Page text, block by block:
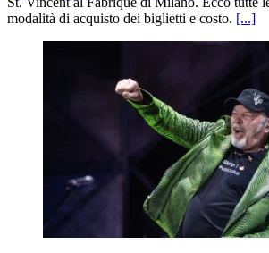
modalità di acquisto dei biglietti e costo. [...]